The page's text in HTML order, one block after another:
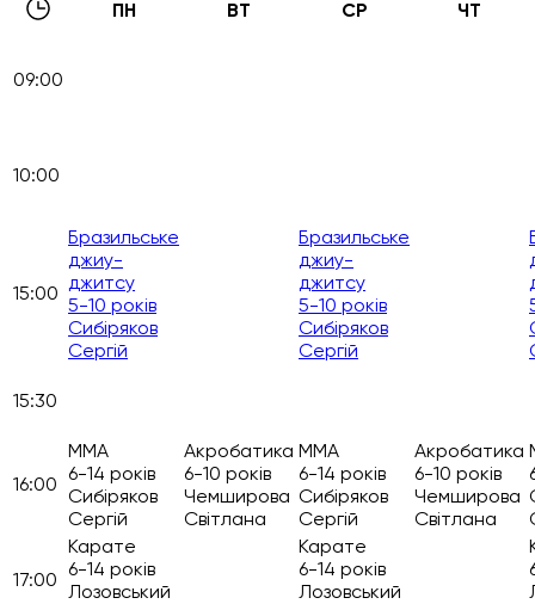
ПН ВТ СР ЧТ
09:00
10:00
15:00
Бразильське
джиу-
джитсу
5-10 років
Сибіряков
Сергій
Бразильське
джиу-
джитсу
5-10 років
Сибіряков
Сергій
15:30
16:00
ММА
6-14 років
Сибіряков
Сергій
Акробатика
6-10 років
Чемширова
Світлана
ММА
6-14 років
Сибіряков
Сергій
Акробатика
6-10 років
Чемширова
Світлана
17:00
Карате
6-14 років
Лозовський
Карате
6-14 років
Лозовський